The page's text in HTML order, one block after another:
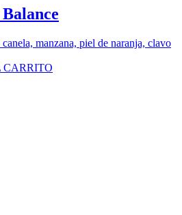
manzana, piel de naranja, clavo